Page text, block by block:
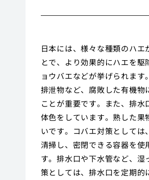
日本には、様々な種類のハ
とで、より効果的にハエを
ョウバエなどが挙げられま
排泄物など、腐敗した有機
ことが重要です。また、排
体色をしています。熟した
いです。コバエ対策として
清掃し、密閉できる容器を
す。排水口や下水管など、
策としては、排水口を定期